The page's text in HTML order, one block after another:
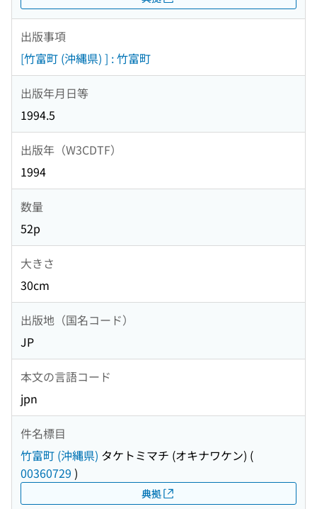
出版事項
[竹富町 (沖縄県) ] : 竹富町
出版年月日等
1994.5
出版年（W3CDTF）
1994
数量
52p
大きさ
30cm
出版地（国名コード）
JP
本文の言語コード
jpn
件名標目
竹富町 (沖縄県) タケトミマチ (オキナワケン) (
00360729 )
典拠